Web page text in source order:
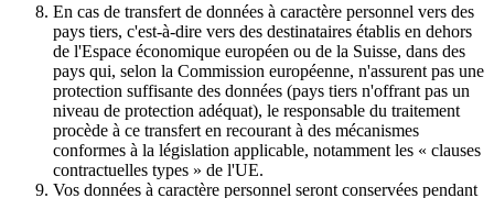
En cas de transfert de données à caractère personnel vers des
pays tiers, c'est-à-dire vers des destinataires établis en dehors
de l'Espace économique européen ou de la Suisse, dans des
pays qui, selon la Commission européenne, n'assurent pas une
protection suffisante des données (pays tiers n'offrant pas un
niveau de protection adéquat), le responsable du traitement
procède à ce transfert en recourant à des mécanismes
conformes à la législation applicable, notamment les « clauses
contractuelles types » de l'UE.
Vos données à caractère personnel seront conservées pendant